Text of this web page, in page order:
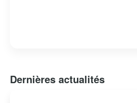
Dernières actualités